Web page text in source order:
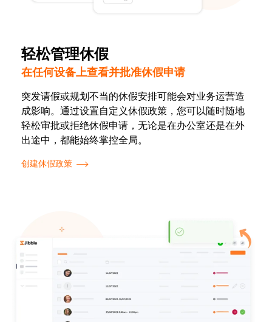
轻松管理休假
在任何设备上查看并批准休假申请
突发请假或规划不当的休假安排可能会对业务运营造
成影响。通过设置自定义休假政策，您可以随时随地
轻松审批或拒绝休假申请，无论是在办公室还是在外
出途中，都能始终掌控全局。
创建休假政策